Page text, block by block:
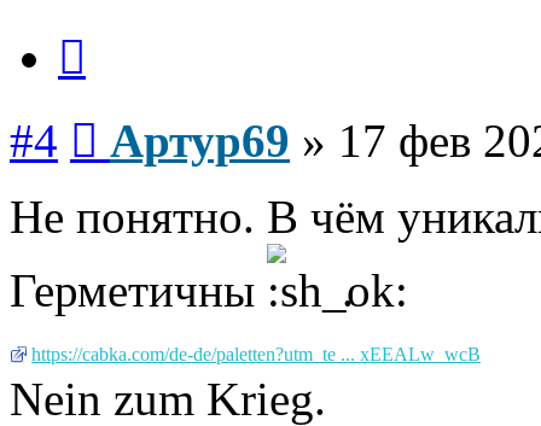
#4 Артур69 » 17 фев
Не понятно. В чём
Герметичны
.
https://cabka.com/de-de/paletten?utm_te ... xEEALw_wcB
Nein zum Krieg.